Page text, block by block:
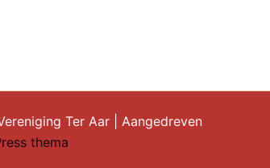
Ter Aar | Aangedreven
thema